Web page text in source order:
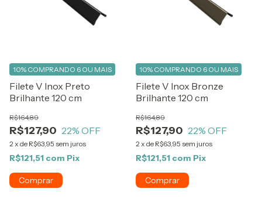
Filete V Inox Preto
Brilhante 120 cm
R$127,90
R$164,89
22% OFF
2 x de R$63,95 sem juros
10% COMPRANDO 6 OU MAIS
R$121,51 com Pix
Filete V Inox Bronze
Brilhante 120 cm
R$127,90
R$164,89
22% OFF
2 x de R$63,95 sem juros
10% COMPRANDO 6 OU MAIS
R$121,51 com Pix